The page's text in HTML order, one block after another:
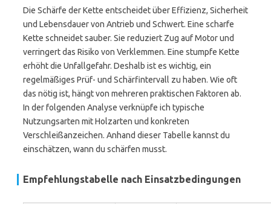
Die Schärfe der Kette entscheidet über Effizienz, Sicherheit
und Lebensdauer von Antrieb und Schwert. Eine scharfe
Kette schneidet sauber. Sie reduziert Zug auf Motor und
verringert das Risiko von Verklemmen. Eine stumpfe Kette
erhöht die Unfallgefahr. Deshalb ist es wichtig, ein
regelmäßiges Prüf- und Schärfintervall zu haben. Wie oft
das nötig ist, hängt von mehreren praktischen Faktoren ab.
In der folgenden Analyse verknüpfe ich typische
Nutzungsarten mit Holzarten und konkreten
Verschleißanzeichen. Anhand dieser Tabelle kannst du
einschätzen, wann du schärfen musst.
Empfehlungstabelle nach Einsatzbedingungen